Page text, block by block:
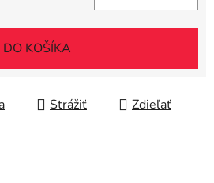
DO KOŠÍKA
Strážiť Zdieľať